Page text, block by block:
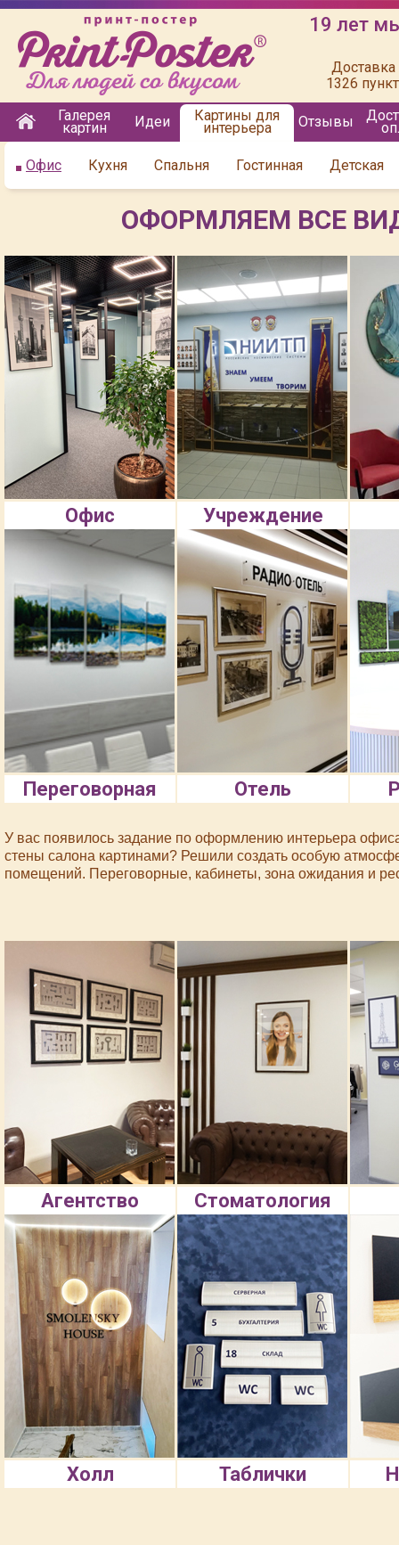
19 лет
Доставка
1326
Галерея
картин Идеи Картины для
интерьера
Офис Кухня Спальня Гостинная Детская
Отзывы
ОФОРМЛЯЕМ ВСЕ
Офис Учреждение
Переговорная Отель
У вас появилось задание по оформлению интерьера
стены салона картинами? Решили создать особую
помещений. Переговорные, кабинеты, зона ожидания и
Агентство Стоматология
Холл Таблички